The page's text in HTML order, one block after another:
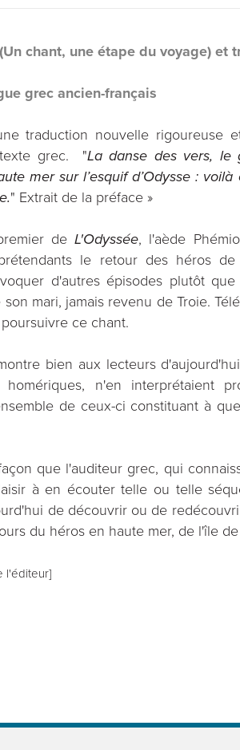
chant, une étape du voyage)
grec ancien-français
traduction nouvelle rigoureuse
grec. "La danse des vers, le
mer sur l’esquif d’Odysse :
" Extrait de la préface »
deL'Odyssée, l'aède
le retour des héros
d'autres épisodes plutôt
mari, jamais revenu de Troie.
ce chant.
bien aux lecteurs
homériques, n'en interprétaient
de ceux-ci constituant à
que l'auditeur grec, qui
à en écouter telle ou telle
de découvrir ou de
du héros en haute mer, de l'île
l'éditeur]